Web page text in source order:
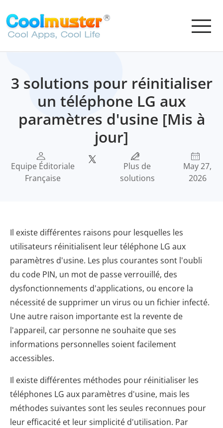
3 solutions pour réinitialiser
un téléphone LG aux
paramètres d'usine [Mis à
jour]
Equipe Éditoriale
Française
Plus de
solutions
May 27,
2026
Il existe différentes raisons pour lesquelles les
utilisateurs réinitialisent leur téléphone LG aux
paramètres d'usine. Les plus courantes sont l'oubli
du code PIN, un mot de passe verrouillé, des
dysfonctionnements d'applications, ou encore la
nécessité de supprimer un virus ou un fichier infecté.
Une autre raison importante est la revente de
l'appareil, car personne ne souhaite que ses
informations personnelles soient facilement
accessibles.
Il existe différentes méthodes pour réinitialiser les
téléphones LG aux paramètres d'usine, mais les
méthodes suivantes sont les seules reconnues pour
leur efficacité et leur simplicité d'utilisation. Par